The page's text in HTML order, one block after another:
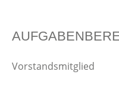
Vorstandsmitglied